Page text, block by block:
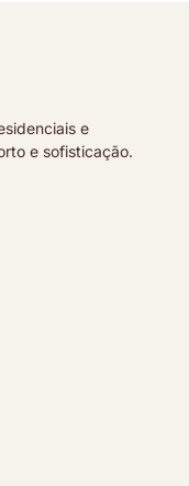
e
e sofisticação.